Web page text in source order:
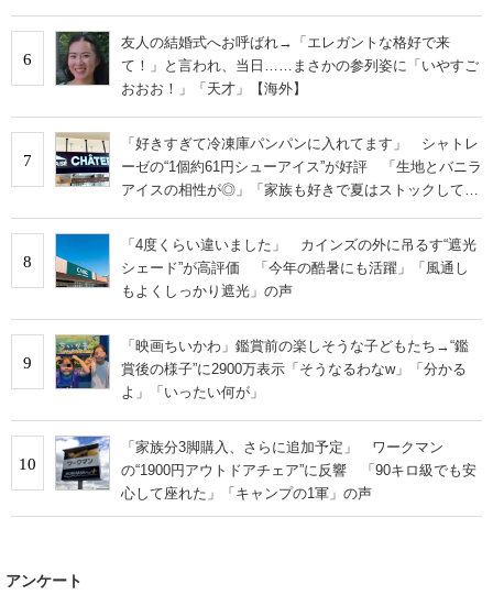
6
友人の結婚式へお呼ばれ→「エレガントな格好で来
て！」と言われ、当日……まさかの参列姿に「いやすご
おおお！」「天才」【海外】
7
「好きすぎて冷凍庫パンパンに入れてます」 シャトレ
ーゼの“1個約61円シューアイス”が好評 「生地とバニラ
アイスの相性が◎」「家族も好きで夏はストックして
8
「4度くらい違いました」 カインズの外に吊るす“遮光
シェード”が高評価 「今年の酷暑にも活躍」「風通し
もよくしっかり遮光」の声
9
「映画ちいかわ」鑑賞前の楽しそうな子どもたち→“鑑
賞後の様子”に2900万表示「そうなるわなw」「分かる
よ」「いったい何が」
10
「家族分3脚購入、さらに追加予定」 ワークマン
の“1900円アウトドアチェア”に反響 「90キロ級でも安
心して座れた」「キャンプの1軍」の声
アンケート